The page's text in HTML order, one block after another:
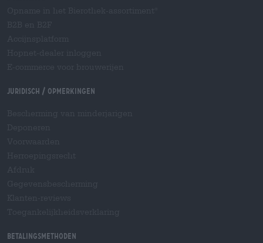
Juridisch / Opmerkingen
Betalingsmethoden